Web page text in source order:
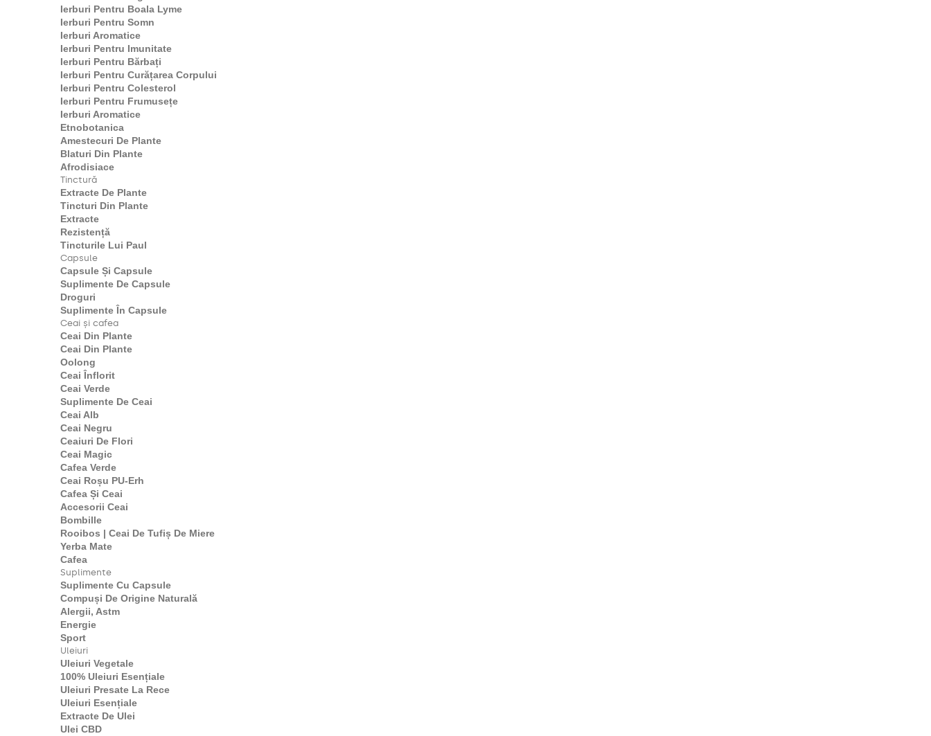
Ierburi Pentru Boala Lyme
Ierburi Pentru Somn
Ierburi Aromatice
Ierburi Pentru Imunitate
Ierburi Pentru Bărbați
Ierburi Pentru Curățarea Corpului
Ierburi Pentru Colesterol
Ierburi Pentru Frumusețe
Ierburi Aromatice
Etnobotanica
Amestecuri De Plante
Blaturi Din Plante
Afrodisiace
Tinctură
Extracte De Plante
Tincturi Din Plante
Extracte
Rezistență
Tincturile Lui Paul
Capsule
Capsule Și Capsule
Suplimente De Capsule
Droguri
Suplimente În Capsule
Ceai și cafea
Ceai Din Plante
Ceai Din Plante
Oolong
Ceai Înflorit
Ceai Verde
Suplimente De Ceai
Ceai Alb
Ceai Negru
Ceaiuri De Flori
Ceai Magic
Cafea Verde
Ceai Roșu PU-Erh
Cafea Și Ceai
Accesorii Ceai
Bombille
Rooibos | Ceai De Tufiș De Miere
Yerba Mate
Cafea
Suplimente
Suplimente Cu Capsule
Compuși De Origine Naturală
Alergii, Astm
Energie
Sport
Uleiuri
Uleiuri Vegetale
100% Uleiuri Esențiale
Uleiuri Presate La Rece
Uleiuri Esențiale
Extracte De Ulei
Ulei CBD